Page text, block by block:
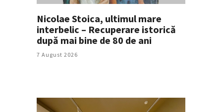
Nicolae Stoica, ultimul mare
interbelic – Recuperare istorică
după mai bine de 80 de ani
7 August 2026